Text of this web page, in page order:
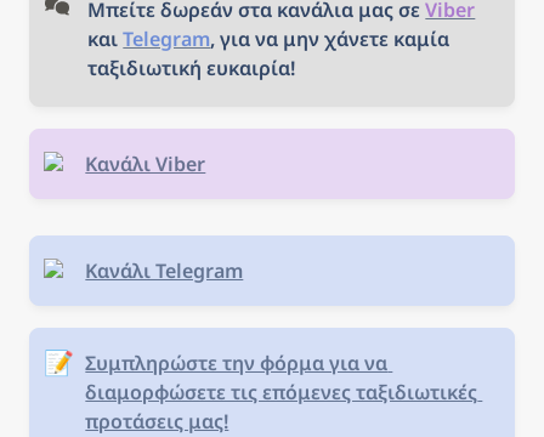
ταξίδι!
Μπείτε δωρεάν στα κανάλια μας σε Viber
και Telegram, για να μην χάνετε καμία
ταξιδιωτική ευκαιρία!
Κανάλι Viber
Κανάλι Telegram
📝 Συμπληρώστε την φόρμα για να
διαμορφώσετε τις επόμενες ταξιδιωτικές
προτάσεις μας!